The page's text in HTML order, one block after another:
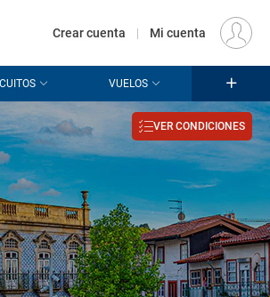
EUR
Crear cuenta | Mi cuenta
VUELOS
VER CONDICIONES